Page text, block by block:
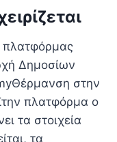
πλατφόρμας
Δημοσίων
στην
πλατφόρμα ο
τα στοιχεία
τα